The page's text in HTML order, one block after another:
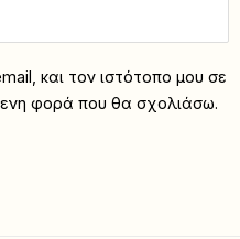
και τον ιστότοπο μου σε
φορά που θα σχολιάσω.